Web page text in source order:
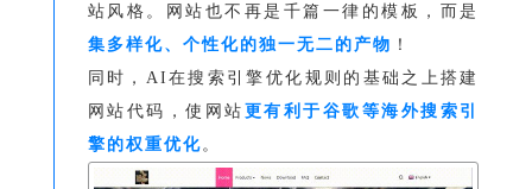
站风格。网站也不再是千篇一律的模板，而是
集多样化、个性化的独一无二的产物 ！
同时，AI在搜索引擎优化规则的基础之上搭建
网站代码，使网站 更有利于谷歌等海外搜索引
擎的权重优化 。